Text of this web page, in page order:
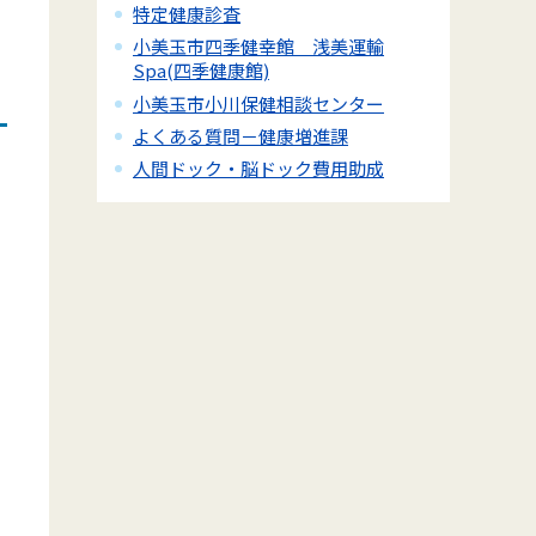
特定健康診査
小美玉市四季健幸館 浅美運輸
Spa(四季健康館)
小美玉市小川保健相談センター
よくある質問－健康増進課
人間ドック・脳ドック費用助成